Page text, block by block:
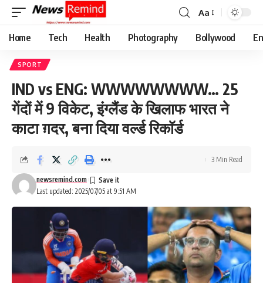
Font
Resizer
Aa
Home Tech Health Photography Bollywood
SPORT
IND vs ENG: WWWWWWWW… 25
गेंदों में 9 विकेट, इंग्लैंड के खिलाफ भारत ने
काटा ग़दर, बना दिया वर्ल्ड रिकॉर्ड
Last updated: 2025/07/05 at 9:51 AM
newsremind.com
3 Min Read